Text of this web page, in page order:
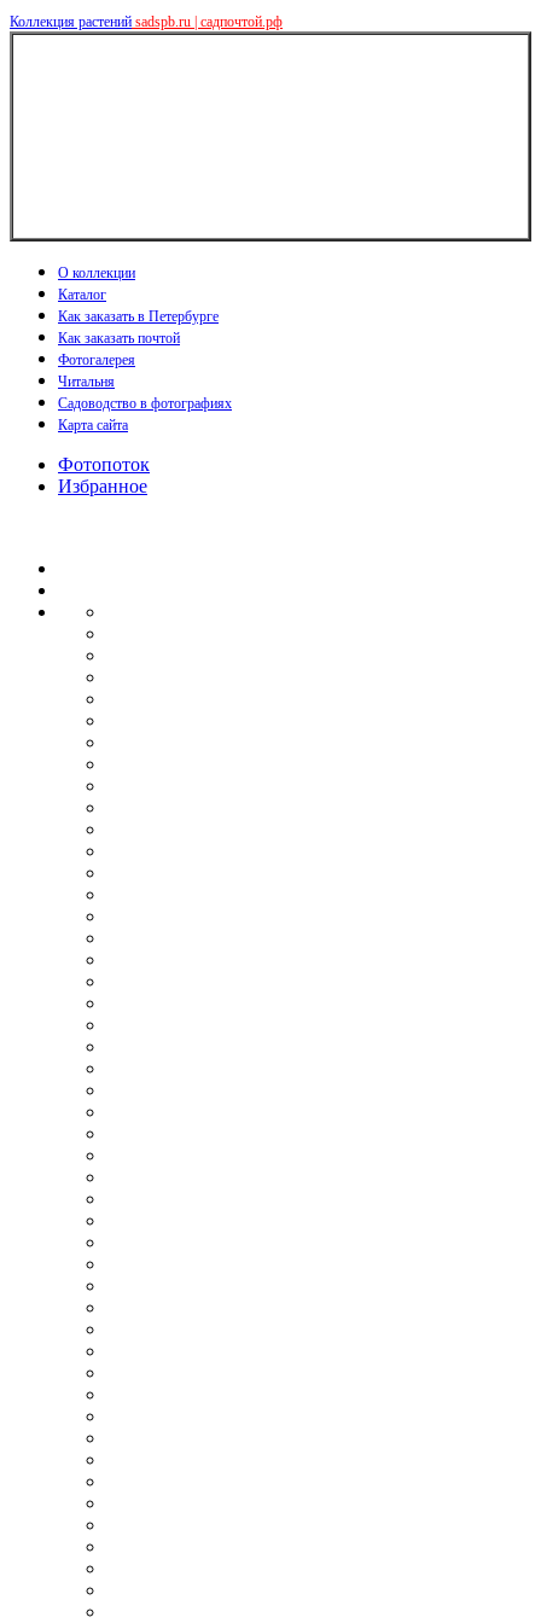
Коллекция растений sadspb.ru | садпочтой.рф
О коллекции
Каталог
Как заказать в Петербурге
Как заказать почтой
Фотогалерея
Читальня
Садоводство в фотографиях
Карта сайта
Фотопоток
Избранное